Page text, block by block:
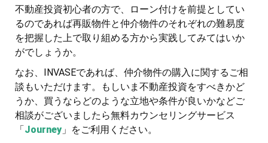
不動産投資初心者の方で、ローン付けを前提としてい
るのであれば再販物件と仲介物件のそれぞれの難易度
を把握した上で取り組める方から実践してみてはいか
がでしょうか。
なお、INVASEであれば、仲介物件の購入に関するご相
談もいただけます。もしいま不動産投資をすべきかど
うか、買うならどのような立地や条件が良いかなどご
相談がございましたら無料カウンセリングサービス
「Journey 」をご利用ください。